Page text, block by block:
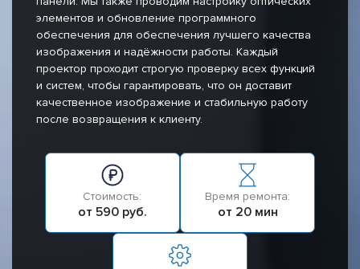
элементов и обновление программного
обеспечения для обеспечения лучшего качества
изображения и надёжности работы. Каждый
проектор проходит строгую проверку всех функций
и систем, чтобы гарантировать, что он доставит
качественное изображение и стабильную работу
после возвращения к клиенту.
Стоимость:
от 590 руб.
Время ремонта:
от 20 мин